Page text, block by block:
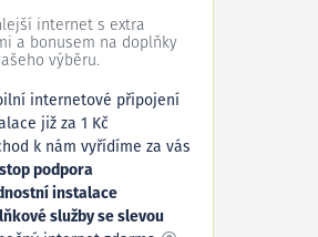
internet s extra
a bonusem na doplňky
výběru.
internetové připojení
již za 1 Kč
k nám vyřídíme za vás
podpora
instalace
služby se slevou